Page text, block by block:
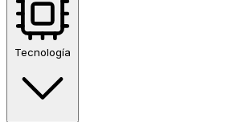
Tecnología